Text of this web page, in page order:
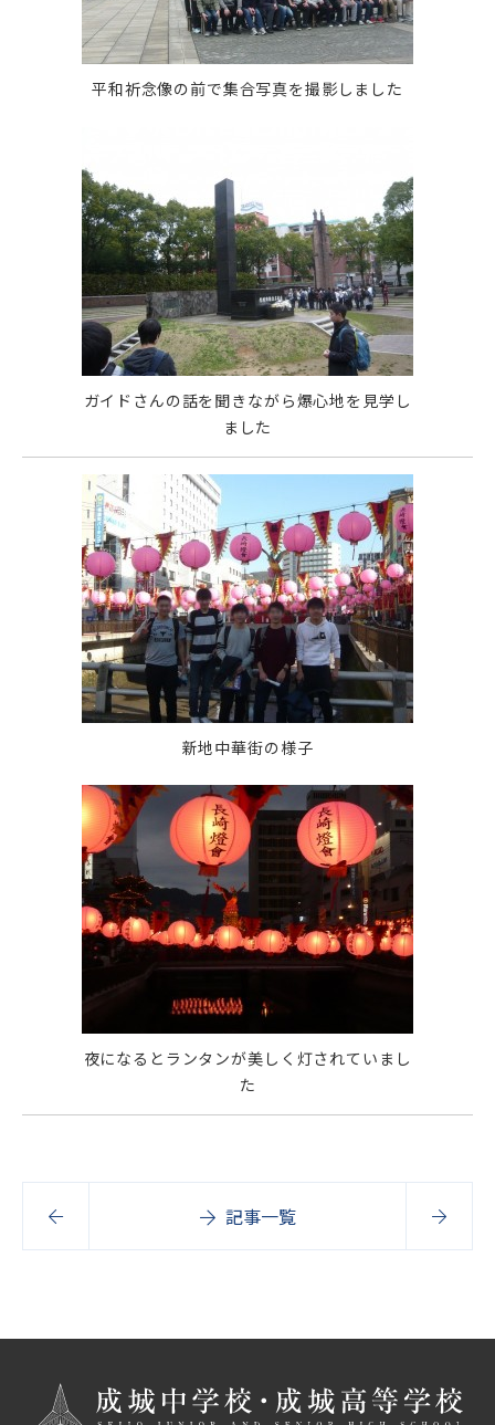
平和祈念像の前で集合写真を撮影しました
ガイドさんの話を聞きながら爆心地を見学し
ました
新地中華街の様子
夜になるとランタンが美しく灯されていまし
た
記事一覧